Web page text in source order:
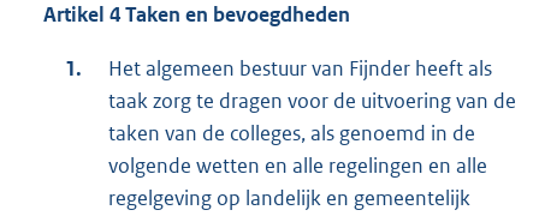
Artikel 4 Taken en bevoegdheden
Het algemeen bestuur van Fijnder heeft als
taak zorg te dragen voor de uitvoering van de
taken van de colleges, als genoemd in de
volgende wetten en alle regelingen en alle
regelgeving op landelijk en gemeentelijk